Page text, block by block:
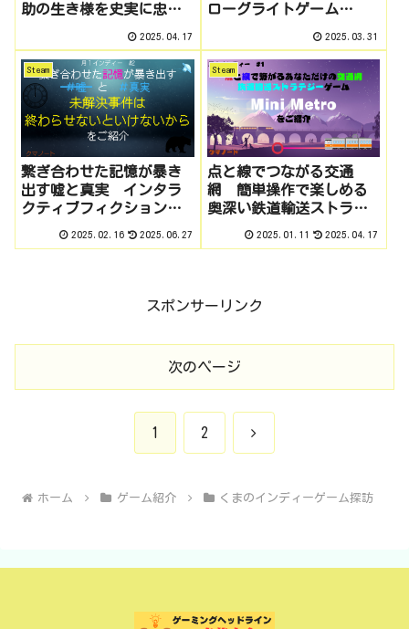
助の生き様を史実に忠
レーターゲーム Yasuke
Simulatorをご紹介 月１
インディー #4
2025.04.17
ローグライトゲーム
介 月１インディー #3
2025.03.31
Steam
繋ぎ合わせた記憶が暴き
出す嘘と真実 インタラ
クティブフィクションミ
2025.02.16 2025.06.27
Steam
点と線でつながる交通
網 簡単操作で楽しめる
奥深い鉄道輸送ストラテ
2025.01.11 2025.04.17
スポンサーリンク
次のページ
1 2 次
ホーム ゲーム紹介 くまのインディーゲーム探訪